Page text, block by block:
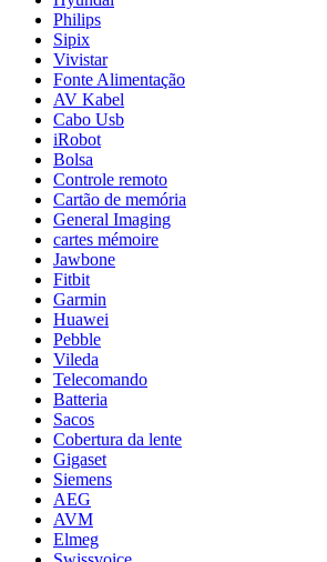
Philips
Sipix
Vivistar
Fonte Alimentação
AV Kabel
Cabo Usb
iRobot
Bolsa
Controle remoto
Cartão de memória
General Imaging
cartes mémoire
Jawbone
Fitbit
Garmin
Huawei
Pebble
Vileda
Telecomando
Batteria
Sacos
Cobertura da lente
Gigaset
Siemens
AEG
AVM
Elmeg